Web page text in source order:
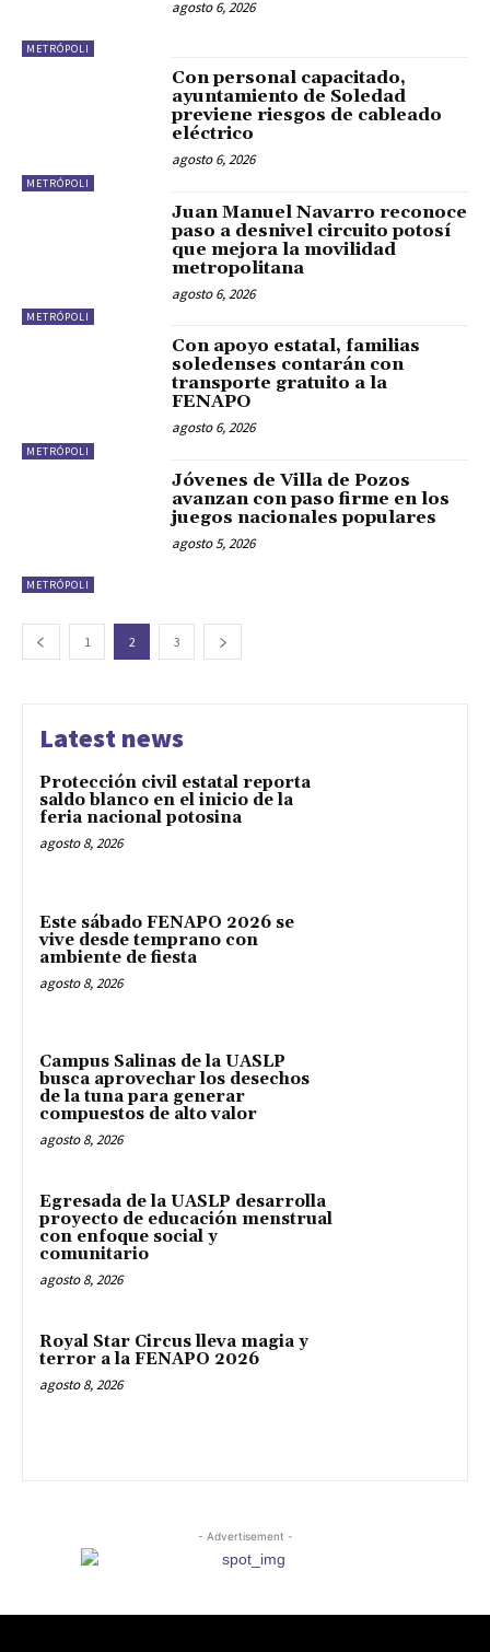
METRÓPOLI
agosto 6, 2026
METRÓPOLI
Con personal capacitado,
ayuntamiento de Soledad
previene riesgos de cableado
eléctrico
agosto 6, 2026
METRÓPOLI
Juan Manuel Navarro reconoce
paso a desnivel circuito potosí
que mejora la movilidad
metropolitana
agosto 6, 2026
METRÓPOLI
Con apoyo estatal, familias
soledenses contarán con
transporte gratuito a la
FENAPO
agosto 6, 2026
METRÓPOLI
Jóvenes de Villa de Pozos
avanzan con paso firme en los
juegos nacionales populares
agosto 5, 2026
1 2 3
Latest news
Protección civil estatal reporta
saldo blanco en el inicio de la
feria nacional potosina
agosto 8, 2026
Este sábado FENAPO 2026 se
vive desde temprano con
ambiente de fiesta
agosto 8, 2026
Campus Salinas de la UASLP
busca aprovechar los desechos
de la tuna para generar
compuestos de alto valor
agosto 8, 2026
Egresada de la UASLP desarrolla
proyecto de educación menstrual
con enfoque social y
comunitario
agosto 8, 2026
Royal Star Circus lleva magia y
terror a la FENAPO 2026
agosto 8, 2026
- Advertisement -